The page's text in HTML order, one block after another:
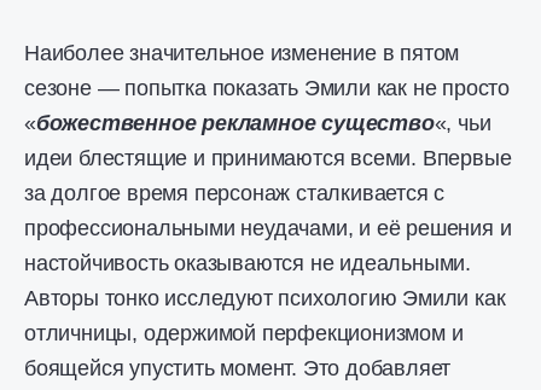
Наиболее значительное изменение в пятом
сезоне — попытка показать Эмили как не просто
«божественное рекламное существо«, чьи
идеи блестящие и принимаются всеми. Впервые
за долгое время персонаж сталкивается с
профессиональными неудачами, и её решения и
настойчивость оказываются не идеальными.
Авторы тонко исследуют психологию Эмили как
отличницы, одержимой перфекционизмом и
боящейся упустить момент. Это добавляет